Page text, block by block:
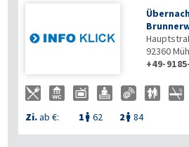
92360
+49-
Zi.ab €: 1  62 2  84